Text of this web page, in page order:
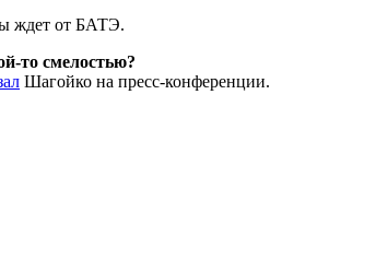
ждет от БАТЭ.
то смелостью?
Шагойко на пресс-конференции.